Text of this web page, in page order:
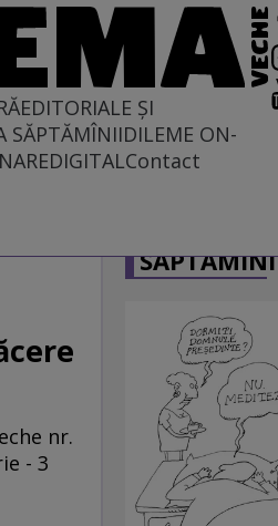
EDITORIALE ȘI
SĂPTĂMÎNIIDILEME ON-
DIGITALContact
nr.
- 3